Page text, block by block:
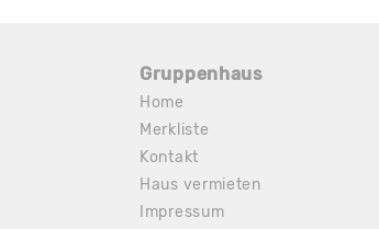
Gruppenhaus
Home
Merkliste
Kontakt
Haus vermieten
Impressum